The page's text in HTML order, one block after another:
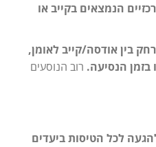
מרכזיים הנמצאים בקייב או
בין אודסה/קייב לאומן,
הנסיעה. רוב הנוסעים
לכל הטיסות ביעדים